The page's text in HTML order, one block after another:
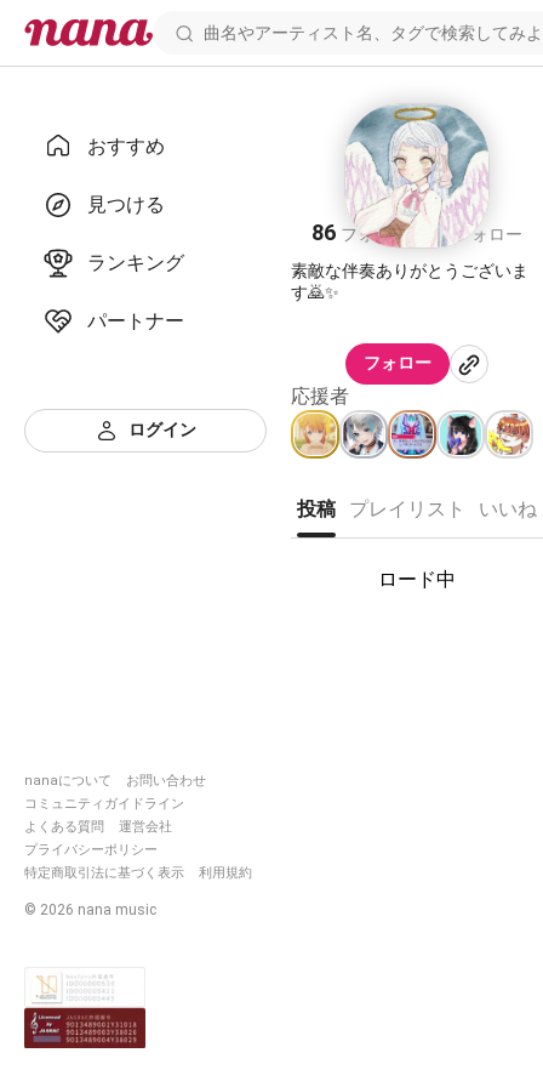
おすすめ
見つける
ランキング
パートナー
ログイン
nanaについて
お問い合わせ
コミュニティガイドライン
よくある質問
運営会社
プライバシーポリシー
特定商取引法に基づく表示
利用規約
© 2026 nana music
いろ
86 フォロワー 72 フォロー
素敵な伴奏ありがとうございま
す🙇✨
フォロー
応援者
投稿 プレイリスト いいね
ロード中